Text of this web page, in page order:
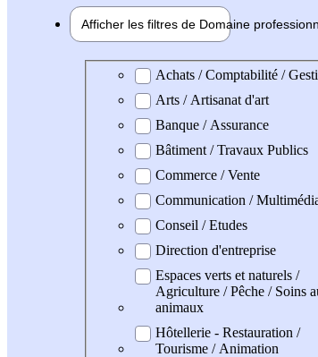
Afficher les filtres de Domaine pro
Domaine professionel
Achats / Comptabilité /
Arts / Artisanat d'art
Banque / Assurance
Bâtiment / Travaux Publics
Commerce / Vente
Communication /
Conseil / Etudes
Direction d'entreprise
Espaces verts et naturels /
Agriculture / Pêche / Soins
animaux
Hôtellerie - Restauration /
Tourisme / Animation